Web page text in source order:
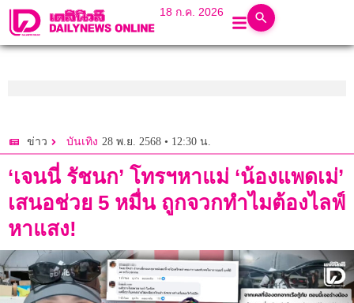
18 ก.ค. 2026
ข่าว บันเทิง 28 พ.ย. 2568 • 12:30 น.
‘เจนนี่ รัชนก’ โทรฯหาแม่ ‘น้องแพดเม่’
เสนอช่วย 5 หมื่น ถูกจวกทำไมต้องไลฟ์
หาแสง!